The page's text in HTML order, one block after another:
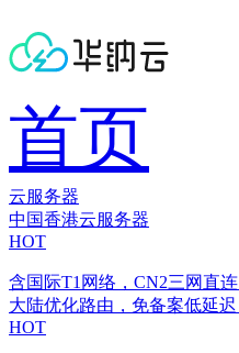
首页
云服务器
中国香港云服务器
HOT
含国际T1网络，CN2三网直连
大陆优化路由，免备案低延迟
HOT